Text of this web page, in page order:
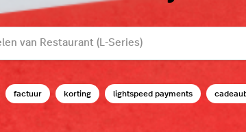
factuur korting lightspeed payments